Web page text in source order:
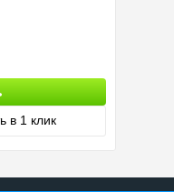
в 1 клик